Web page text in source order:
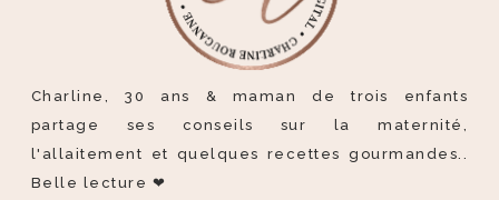
Charline, 30 ans & maman de trois enfants
partage ses conseils sur la maternité,
l'allaitement et quelques recettes gourmandes..
Belle lecture ❤